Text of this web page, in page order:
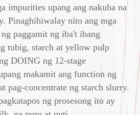
impurities upang ang nakuha na
Pinaghihiwalay nito ang mga
paggamit ng iba't ibang
tubig, starch at yellow pulp
DOING ng 12-stage
makamit ang function ng
pag-concentrate ng starch slurry.
ng prosesong ito ay